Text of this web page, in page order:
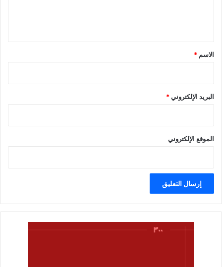
*
الاسم *
البريد الإلكتروني*
الموقع الإلكتروني